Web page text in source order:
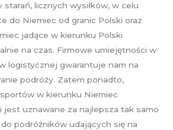
starań, licznych wysiłków, w celu
do Niemiec od granic Polski oraz
jadące w kierunku Polski
na czas. Firmowe umiejętności w
logistycznej gwarantuje nam na
podróży. Zatem ponadto,
w kierunku Niemiec
jest uznawane za najlepsza tak samo
podróżników udających się na